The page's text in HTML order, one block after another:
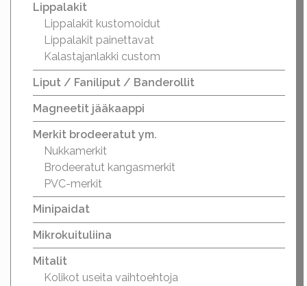
Lippalakit
Lippalakit kustomoidut
Lippalakit painettavat
Kalastajanlakki custom
Liput / Faniliput / Banderollit
Magneetit jääkaappi
Merkit brodeeratut ym.
Nukkamerkit
Brodeeratut kangasmerkit
PVC-merkit
Minipaidat
Mikrokuituliina
Mitalit
Kolikot useita vaihtoehtoja